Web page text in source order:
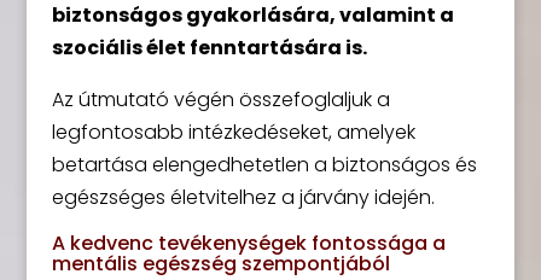
biztonságos gyakorlására, valamint a
szociális élet fenntartására is.
Az útmutató végén összefoglaljuk a
legfontosabb intézkedéseket, amelyek
betartása elengedhetetlen a biztonságos és
egészséges életvitelhez a járvány idején.
A kedvenc tevékenységek fontossága a
mentális egészség szempontjából